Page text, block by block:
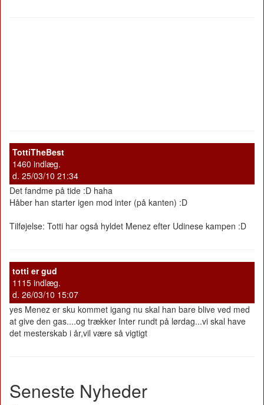
TottiTheBest
1460 indlæg.
d. 25/03/10 21:34
Det fandme på tide :D haha
Håber han starter igen mod inter (på kanten) :D
Tilføjelse: Totti har også hyldet Menez efter Udinese kampen :D
totti er gud
1115 indlæg.
d. 26/03/10 15:07
yes Menez er sku kommet igang nu skal han bare blive ved med
at give den gas....og trækker Inter rundt på lørdag...vi skal have
det mesterskab i år,vil være så vigtigt
Seneste Nyheder